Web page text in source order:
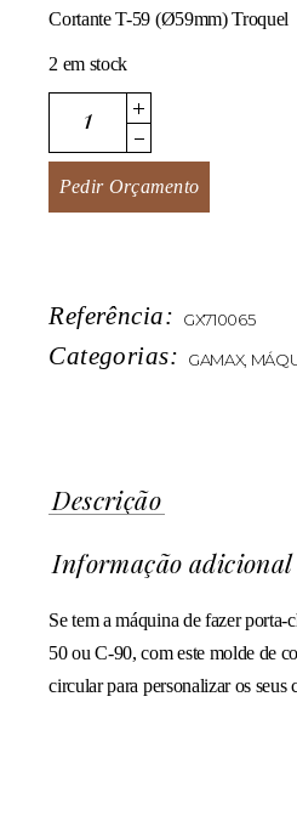
Cortante T-59 (Ø59mm) Troquel
2 em stock
T-59 quantity
Pedir Orçamento
Referência: GX710065
Categorias: GAMAX,
Descrição
Informação adicional
Se tem a máquina de fazer porta-
50 ou C-90, com este molde de
circular para personalizar os seus